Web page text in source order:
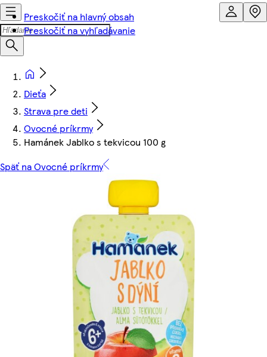
Preskočiť na hlavný obsah
Preskočiť na vyhľadávanie
Dieťa
Strava pre deti
Ovocné príkrmy
Hamánek Jablko s tekvicou 100 g
Späť na Ovocné príkrmy